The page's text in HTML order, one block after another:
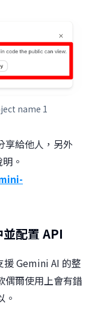
name 1
享給他人，另外
。
配置 API
Gemini AI 的整
偶爾使用上會有錯
。